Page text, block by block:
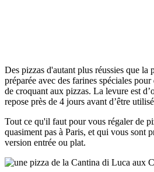
Des pizzas d'autant plus réussies que la
préparée avec des farines spéciales
de croquant aux pizzas. La levure est
repose près de 4 jours avant d’être
Tout ce qu'il faut pour vous régaler de
quasiment pas à Paris, et qui vous sont
version entrée ou plat.